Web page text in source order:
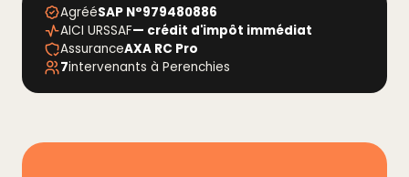
AgrééSAP N°979480886
AICI URSSAF— crédit d'impôt immédiat
AssuranceAXA RC Pro
7intervenants à Perenchies